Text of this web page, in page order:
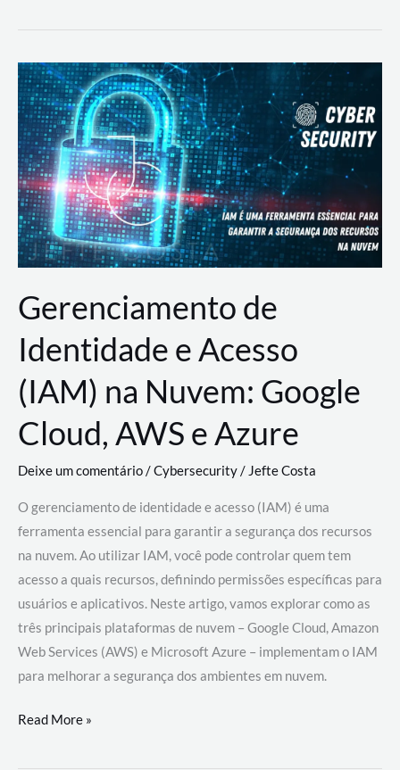
Prática:
Desenvolvimento,
Segurança
e
Operações
Gerenciamento de
Identidade e Acesso
(IAM) na Nuvem: Google
Cloud, AWS e Azure
Deixe um comentário/Cybersecurity/ Jefte Costa
O gerenciamento de identidade e acesso (IAM) é uma
ferramenta essencial para garantir a segurança dos recursos
na nuvem. Ao utilizar IAM, você pode controlar quem tem
acesso a quais recursos, definindo permissões específicas para
usuários e aplicativos. Neste artigo, vamos explorar como as
três principais plataformas de nuvem – Google Cloud, Amazon
Web Services (AWS) e Microsoft Azure – implementam o IAM
para melhorar a segurança dos ambientes em nuvem.
Gerenciamento
Read More »